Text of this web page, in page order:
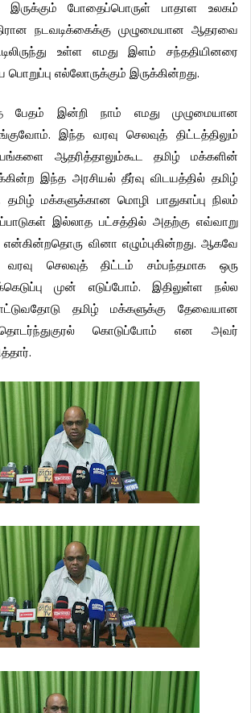
இருக்கும் போதைப்பொருள் பாதாள
உலகம்
நடவடிக்கைக்கு முழுமையான
ஆதரவை
உள்ள எமது இளம்
சந்ததியினரை
பொறுப்பு எல்லோருக்கும் இருக்கின்றது.
பேதம் இன்றி நாம் எமது
முழுமையான
.இந்த வரவு செலவுத்
திட்டத்திலும்
ஆதரித்தாலும்கூட தமிழ்
மக்களின்
இந்த அரசியல் தீர்வு விடயத்தில் தமிழ்
தமிழ் மக்களுக்கான மொழி பாதுகாப்பு நிலம்
இல்லாத பட்சத்தில் அதற்கு எவ்வாறு
என்கின்றதொரு வினா எழும்புகின்றது. ஆகவே
வரவு செலவுத் திட்டம் சம்பந்தமாக
ஒரு
முன் எடுப்போம்.இதிலுள்ள
நல்ல
தமிழ் மக்களுக்கு
தேவையான
கொடுப்போம் என
அவர்
.